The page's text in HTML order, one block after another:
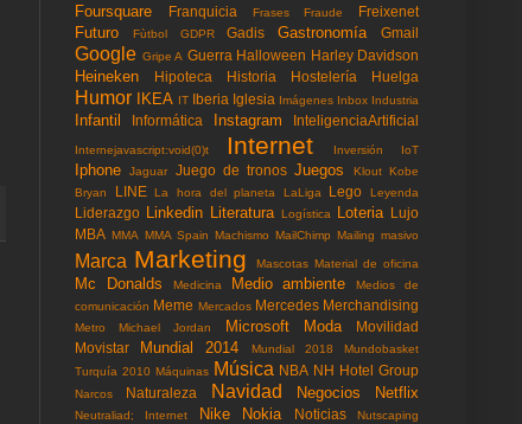
Foursquare
Franquicia Frases Fraude Freixenet
Futuro Fùtbol GDPR Gadis Gastronomía Gmail
Google Gripe A Guerra Halloween Harley Davidson
Heineken Hipoteca Historia Hostelería Huelga
Humor IKEA IT Iberia Iglesia Imágenes Inbox Industria
Infantil Informática Instagram InteligenciaArtificial
Internejavascript:void(0)t Internet Inversión IoT
Iphone Jaguar Juego de tronos Juegos Klout Kobe
Bryan
LINE La hora del planeta LaLiga Lego Leyenda
Liderazgo Linkedin Literatura Logística Loteria Lujo
MBA MMA MMA Spain Machismo MailChimp Mailing masivo
Marca Marketing Mascotas Material de oficina
Mc Donalds Medicina Medio ambiente
Medios de
comunicación Meme Mercados Mercedes Merchandising
Metro Michael Jordan Microsoft Moda
Movilidad
Movistar
Mundial 2014 Mundial 2018
Mundobasket
Turquía 2010 Máquinas Música NBA NH Hotel Group
Narcos Naturaleza Navidad Negocios Netflix
Neutraliad; Internet Nike Nokia Noticias
Nutscaping